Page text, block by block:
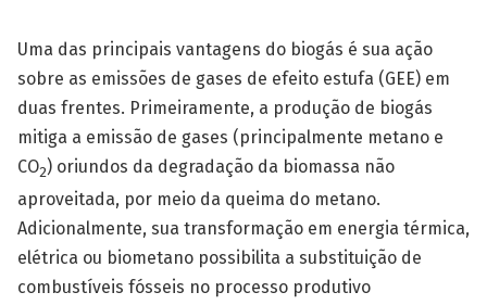
Uma das principais vantagens do biogás é sua ação
sobre as emissões de gases de efeito estufa (GEE) em
duas frentes. Primeiramente, a produção de biogás
mitiga a emissão de gases (principalmente metano e
CO2) oriundos da degradação da biomassa não
aproveitada, por meio da queima do metano.
Adicionalmente, sua transformação em energia térmica,
elétrica ou biometano possibilita a substituição de
combustíveis fósseis no processo produtivo